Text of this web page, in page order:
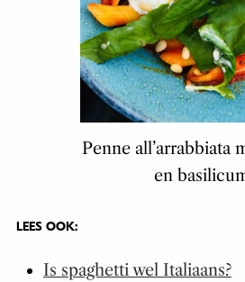
Penne all’arrabbiata
en
LEES OOK:
Is spaghetti wel Italiaans?